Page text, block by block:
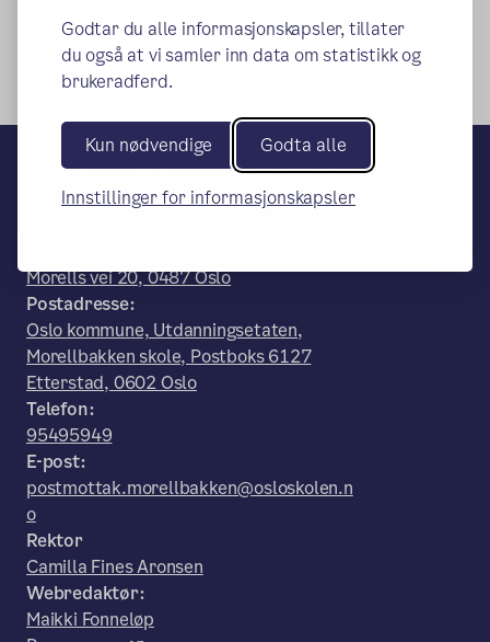
Godtar du alle informasjonskapsler, tillater
du også at vi samler inn data om statistikk og
brukeradferd.
Kun nødvendige Godta alle
Innstillinger for informasjonskapsler
Morellbakken skole
Morells vei 20, 0487 Oslo
Postadresse:
Oslo kommune, Utdanningsetaten,
Morellbakken skole, Postboks 6127
Etterstad, 0602 Oslo
Telefon:
95495949
E-post:
postmottak.morellbakken@osloskolen.n
o
Rektor
Camilla Fines Aronsen
Webredaktør:
Maikki Fonneløp